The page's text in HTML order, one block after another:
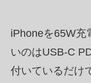
iPhoneを65W充
いのはUSB-C
付いているだけ